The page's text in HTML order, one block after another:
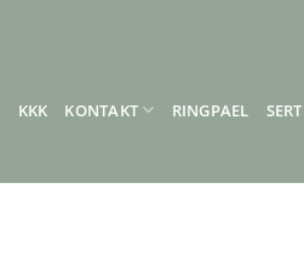
KKK KONTAKT RINGPAEL